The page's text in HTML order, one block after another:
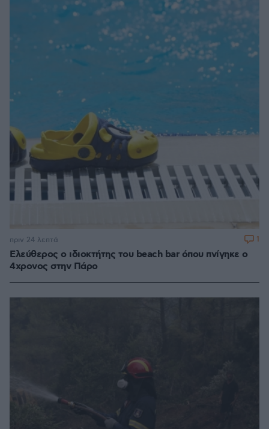
Ελεύθερος ο ιδιοκτήτης του beach bar όπου πνίγηκε ο
4χρονος στην Πάρο
πριν 24 λεπτά 1